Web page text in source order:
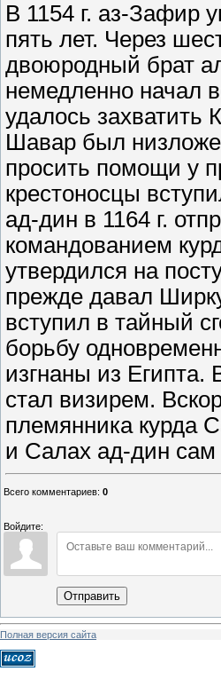
В 1154 г. аз-Зафир
пять лет. Через
двоюродный брат
немедленно начал
удалось захватить
Шавар был
просить помощи у
крестоносцы
ад-дин в 1164 г.
командованием
утвердился на
прежде давал
вступил в тайный
борьбу
изгнаны из Египта.
стал визирем.
племянника курда
и Салах ад-дин сам
Всего комментариев: 0
Войдите:
Отправить
Полная версия сайта